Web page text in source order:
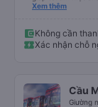
và chỉ cho tôi
Xem thêm
Không cần
Xác nhận chỗ
Cầu
Giường